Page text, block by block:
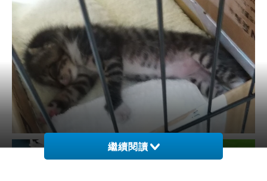
繼續閱讀